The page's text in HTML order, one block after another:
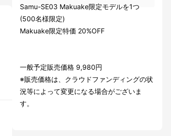
Samu-SE03 Makuake限定モデルを1つ
(500名様限定)
Makuake限定特価 20%OFF
一般予定販売価格 9,980円
※販売価格は、クラウドファンディングの状
況等によって変更になる場合がございま
す。